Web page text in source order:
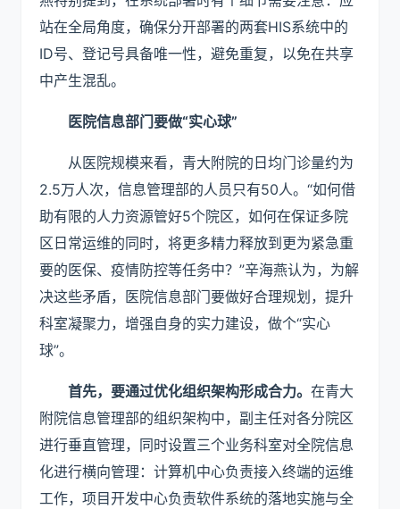
站在全局角度，确保分开部署的两套HIS系统中的
ID号、登记号具备唯一性，避免重复，以免在共享
中产生混乱。
医院信息部门要做“实心球”
从医院规模来看，青大附院的日均门诊量约为
2.5万人次，信息管理部的人员只有50人。“如何借
助有限的人力资源管好5个院区，如何在保证多院
区日常运维的同时，将更多精力释放到更为紧急重
要的医保、疫情防控等任务中？”辛海燕认为，为解
决这些矛盾，医院信息部门要做好合理规划，提升
科室凝聚力，增强自身的实力建设，做个“实心
球”。
首先，要通过优化组织架构形成合力。 在青大
附院信息管理部的组织架构中，副主任对各分院区
进行垂直管理，同时设置三个业务科室对全院信息
化进行横向管理：计算机中心负责接入终端的运维
工作，项目开发中心负责软件系统的落地实施与全